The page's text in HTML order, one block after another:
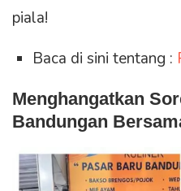
piala!
Baca di sini tentang :
Menghangatkan
Bandungan